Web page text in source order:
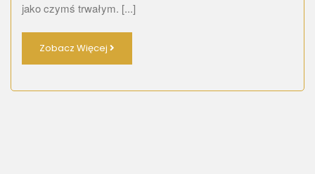
jako czymś trwałym. [...]
Zobacz Więcej